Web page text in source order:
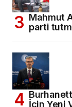
Mahmut
parti
İçin Yeni